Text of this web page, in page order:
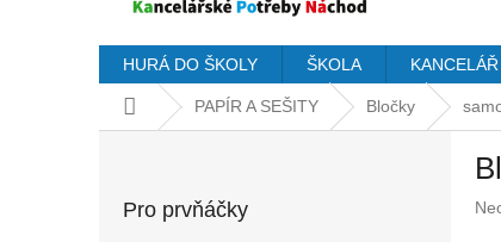
HURÁ DO ŠKOLY ŠKOLA KANCELÁŘ
Domů PAPÍR A SEŠITY Bločky
Pro prvňáčky